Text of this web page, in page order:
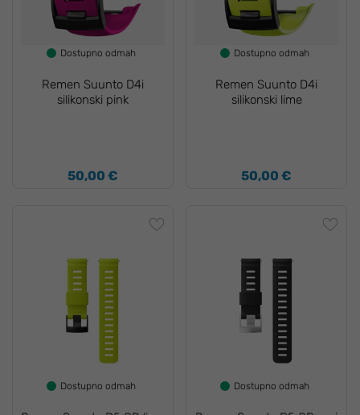
Dostupno odmah
Remen Suunto D4i
silikonski pink
50,00 €
Dostupno odmah
Remen Suunto D4i
silikonski lime
50,00 €
Dostupno odmah Dostupno odmah